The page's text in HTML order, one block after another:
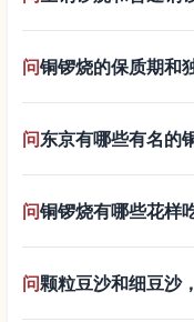
问铜锣烧的保质期和
问东京有哪些有名的
问铜锣烧有哪些花样
问颗粒豆沙和细豆沙